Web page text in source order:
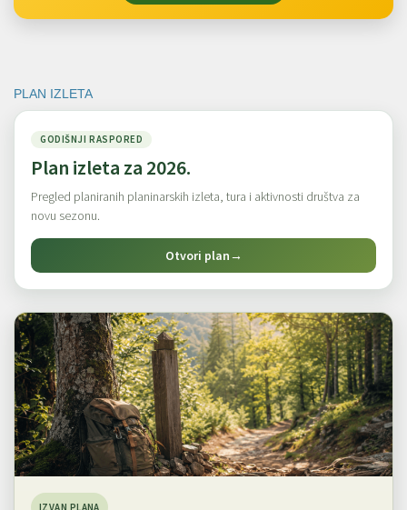
PLAN IZLETA
GODIŠNJI RASPORED
Plan izleta za 2026.
Pregled planiranih planinarskih izleta, tura i aktivnosti društva za
novu sezonu.
Otvori plan→